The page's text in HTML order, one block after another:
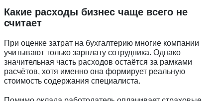
Какие расходы бизнес чаще всего не
считает
При оценке затрат на бухгалтерию многие компании
учитывают только зарплату сотрудника. Однако
значительная часть расходов остаётся за рамками
расчётов, хотя именно она формирует реальную
стоимость содержания специалиста.